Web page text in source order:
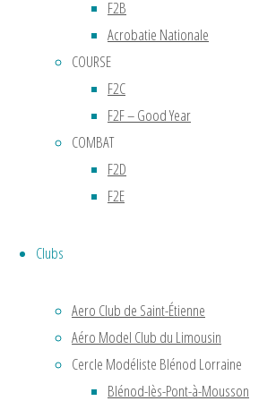
F2B
Acrobatie Nationale
COURSE
F2C
F2F – Good Year
COMBAT
F2D
F2E
Clubs
Aero Club de Saint-Étienne
Aéro Model Club du Limousin
Cercle Modéliste Blénod Lorraine
Blénod-lès-Pont-à-Mousson